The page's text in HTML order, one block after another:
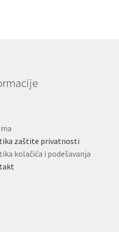
zaštite privatnosti
kolačića i podešavanja